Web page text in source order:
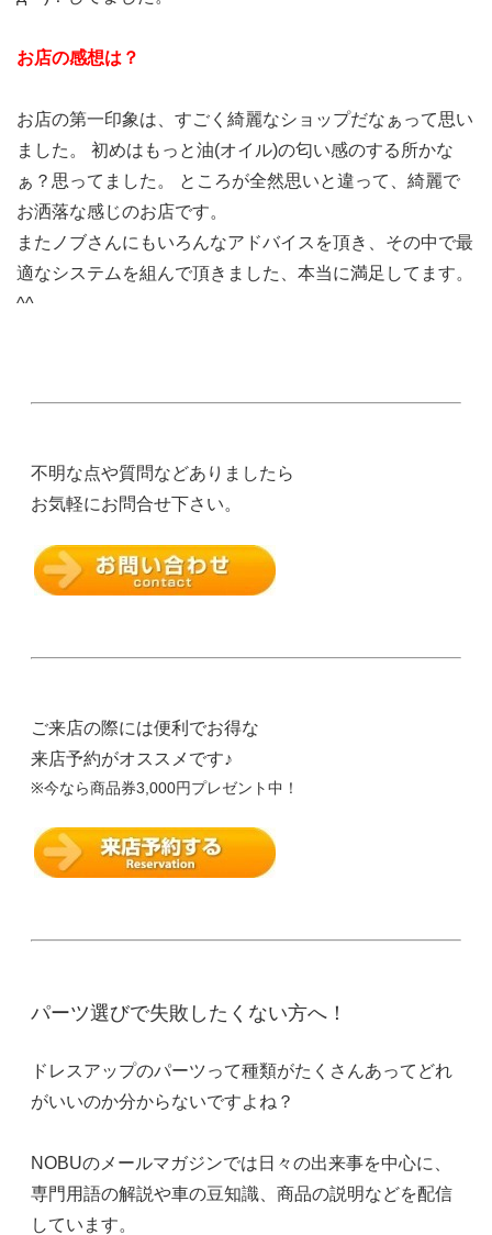
お店の感想は？
お店の第一印象は、すごく綺麗なショップだなぁって思い
ました。 初めはもっと油(オイル)の匂い感のする所かな
ぁ？思ってました。 ところが全然思いと違って、綺麗で
お洒落な感じのお店です。
またノブさんにもいろんなアドバイスを頂き、その中で最
適なシステムを組んで頂きました、本当に満足してます。
^^
不明な点や質問などありましたら
お気軽にお問合せ下さい。
ご来店の際には便利でお得な
来店予約がオススメです♪
※今なら商品券3,000円プレゼント中！
パーツ選びで失敗したくない方へ！
ドレスアップのパーツって種類がたくさんあってどれ
がいいのか分からないですよね？
NOBUのメールマガジンでは日々の出来事を中心に、
専門用語の解説や車の豆知識、商品の説明などを配信
しています。